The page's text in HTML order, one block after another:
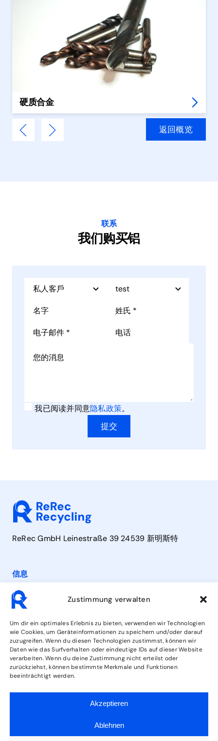
Zustimmung verwalten
Um dir ein optimales Erlebnis zu bieten, verwenden wir Technologien
wie Cookies, um Geräteinformationen zu speichern und/oder darauf
zuzugreifen. Wenn du diesen Technologien zustimmst, können wir
Daten wie das Surfverhalten oder eindeutige IDs auf dieser Website
verarbeiten. Wenn du deine Zustimmung nicht erteilst oder
zurückziehst, können bestimmte Merkmale und Funktionen
beeinträchtigt werden.
Akzeptieren
Ablehnen
硬质合金
返回概览
联系
我们购买铝
我已阅读并同意隐私政策。
提交
ReRec GmbH Leinestraße 39 24539 新明斯特
信息
联系方式
营业时间
服务